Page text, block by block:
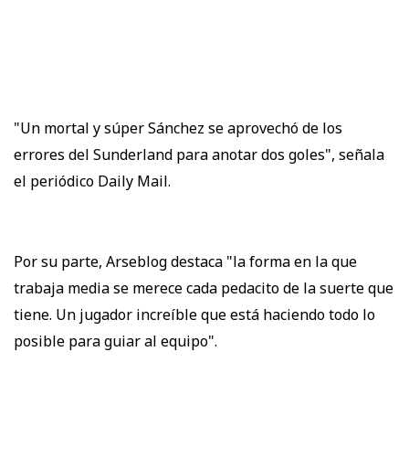
"Un mortal y súper Sánchez se aprovechó de los
errores del Sunderland para anotar dos goles", señala
el periódico Daily Mail.
Por su parte, Arseblog destaca "la forma en la que
trabaja media se merece cada pedacito de la suerte que
tiene. Un jugador increíble que está haciendo todo lo
posible para guiar al equipo".